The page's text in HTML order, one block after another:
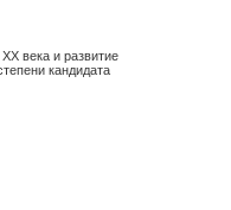
века и развитие
кандидата